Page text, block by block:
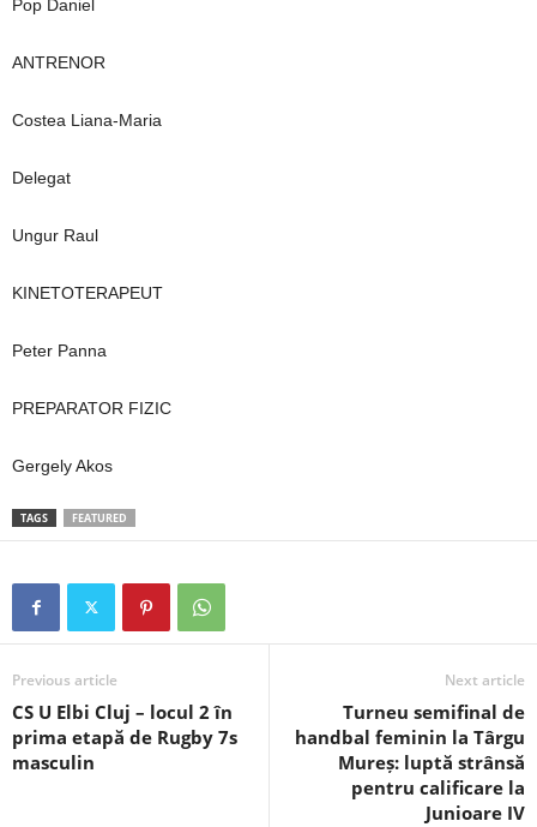
Pop Daniel
ANTRENOR
Costea Liana-Maria
Delegat
Ungur Raul
KINETOTERAPEUT
Peter Panna
PREPARATOR FIZIC
Gergely Akos
TAGS FEATURED
Previous article
CS U Elbi Cluj – locul 2 în
prima etapă de Rugby 7s
masculin
Next article
Turneu semifinal de
handbal feminin la Târgu
Mureș: luptă strânsă
pentru calificare la
Junioare IV